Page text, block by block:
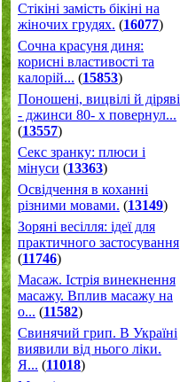
Стікіні замість бікіні на
жіночих грудях. (16077)
Сочна красуня диня:
корисні властивості та
калорій... (15853)
Поношені, вицвілі й діряві
- джинси 80- х повернул...
(13557)
Секс зранку: плюси і
мінуси (13363)
Освідчення в коханні
різними мовами. (13149)
Зоряні весілля: ідеї для
практичного застосування
(11746)
Масаж. Істрія винекнення
масажу. Вплив масажу на
о... (11582)
Свинячий грип. В Україні
виявили від нього ліки.
Я... (11018)